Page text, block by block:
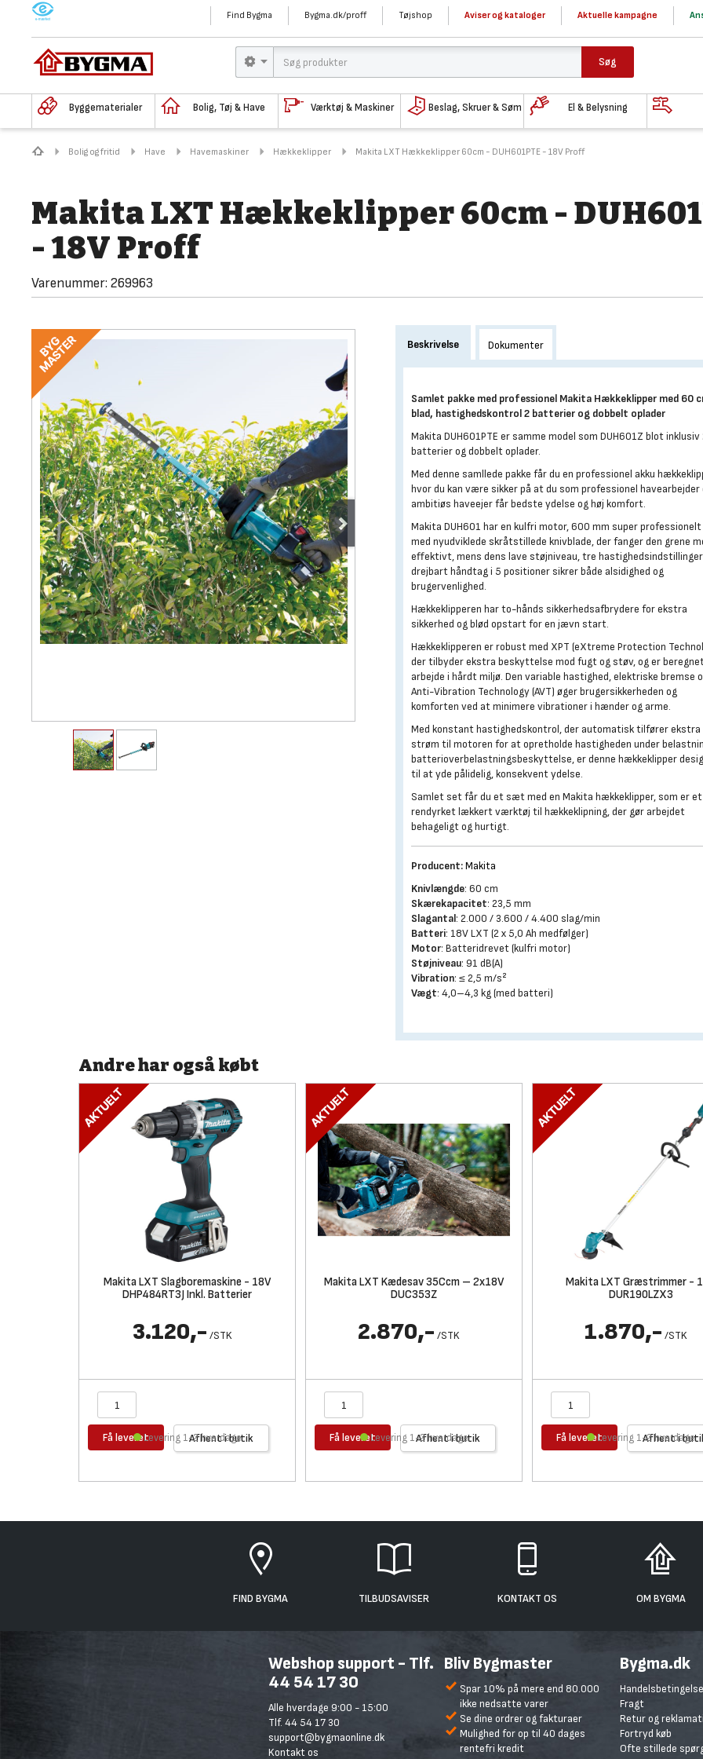
M Find Bygma Bygma.dk/proff Tøjshop Aviser og kataloger Aktuelle kampagne
Søg
Byggematerialer Bolig, Tøj & Have Værktøj & Maskiner Beslag, Skruer & Søm El & Belysning
Bolig og fritid Have Havemaskiner Hækkeklipper Makita LXT Hækkeklipper 60cm - DUH601PTE - 18V Proff
Makita LXT Hækkeklipper 60cm -
- 18V Proff
Varenummer: 269963
Beskrivelse Dokumenter
Samlet pakke med professionel Makita Hækkeklipper med 60
blad, hastighedskontrol 2 batterier og dobbelt oplader
Makita DUH601PTE er samme model som DUH601Z blot inklusiv
batterier og dobbelt oplader.
Med denne samllede pakke får du en professionel akku
hvor du kan være sikker på at du som professionel havearbejder
ambitiøs haveejer får bedste ydelse og høj komfort.
Makita DUH601 har en kulfri motor, 600 mm super professionelt
med nyudviklede skråtstillede knivblade, der fanger den grene
effektivt, mens dens lave støjniveau, tre
drejbart håndtag i 5 positioner sikrer både alsidighed og
brugervenlighed.
Hækkeklipperen har to-hånds sikkerhedsafbrydere for ekstra
sikkerhed og blød opstart for en jævn start.
Hækkeklipperen er robust med XPT (eXtreme Protection
der tilbyder ekstra beskyttelse mod fugt og støv, og er
arbejde i hårdt miljø. Den variable hastighed, elektriske bremse
Anti-Vibration Technology (AVT) øger brugersikkerheden og
komforten ved at minimere vibrationer i hænder og arme.
Med konstant hastighedskontrol, der automatisk tilfører ekstra
strøm til motoren for at opretholde hastigheden under
batterioverbelastningsbeskyttelse, er denne hækkeklipper
til at yde pålidelig, konsekvent ydelse.
Samlet set får du et sæt med en Makita hækkeklipper, som er et
rendyrket lækkert værktøj til hækkeklipning, der gør arbejdet
behageligt og hurtigt.
Producent:Makita
Knivlængde: 60 cm
Skærekapacitet: 23,5 mm
Slagantal: 2.000 / 3.600 / 4.400 slag/min
Batteri: 18V LXT (2 x 5,0 Ah medfølger)
Motor: Batteridrevet (kulfri motor)
Støjniveau: 91 dB(A)
Vibration: ≤ 2,5 m/s²
Vægt: 4,0–4,3 kg (med batteri)
Andre har også købt
Makita LXT Slagboremaskine - 18V
DHP484RT3J Inkl. Batterier
3.120,- /STK
Få leveret Afhent i butik
Levering 1-2 hverdage
Makita LXT Kædesav 35Ccm – 2x18V
DUC353Z
2.870,- /STK
Få leveret Afhent i butik
Levering 1-2 hverdage
Makita LXT Græstrimmer -
DUR190LZX3
1.870,- /STK
Få leveret Afhent i
Levering 1-2 hverdage
FIND BYGMA TILBUDSAVISER KONTAKT OS OM BYGMA
Webshop support - Tlf.
44 54 17 30
Alle hverdage 9:00 - 15:00
Tlf. 44 54 17 30
support@bygmaonline.dk
Kontakt os
Bliv Bygmaster
Spar 10% på mere end 80.000
ikke nedsatte varer
Se dine ordrer og fakturaer
Mulighed for op til 40 dages
rentefri kredit
Bygma.dk
Fragt
Retur og
Fortryd køb
Ofte stillede